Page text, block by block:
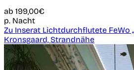
ab 199,00€
p. Nacht
Zu Inserat Lichtdurchflutete FeWo
Kronsgaard, Strandnähe